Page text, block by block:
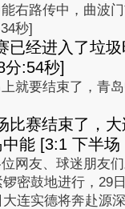
右路传中，曲波
秒]
已经进入了垃
:54秒]
就要结束了，青
比赛结束了，
能 [3:1 下半
网友、球迷朋友
密鼓地进行，29
连实德将奔赴源